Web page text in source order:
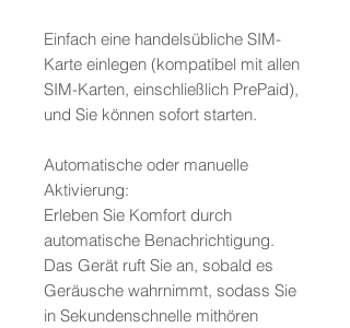
Einfach eine handelsübliche SIM-
Karte einlegen (kompatibel mit allen
SIM-Karten, einschließlich PrePaid),
und Sie können sofort starten.
Automatische oder manuelle
Aktivierung:
Erleben Sie Komfort durch
automatische Benachrichtigung.
Das Gerät ruft Sie an, sobald es
Geräusche wahrnimmt, sodass Sie
in Sekundenschnelle mithören